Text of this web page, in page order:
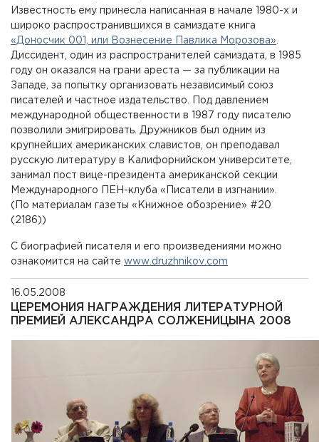
Известность ему принесла написанная в начале 1980-х и
широко распространившихся в самиздате книга
«Доносчик 001, или Вознесение Павлика Морозова»
Диссидент, один из распространителей самиздата, в 1985
году он оказался на грани ареста — за публикации на
Западе, за попытку организовать независимый союз
писателей и частное издательство. Под давлением
международной общественности в 1987 году писателю
позволили эмигрировать. Дружников был одним из
крупнейших американских славистов, он преподавал
русскую литературу в Калифорнийском университете,
занимал пост вице-президента американской секции
Международного ПЕН-клуба «Писатели в изгнании».
(По материалам газеты «Книжное обозрение» #20
(2186))
С биографией писателя и его произведениями можно
ознакомится на сайте www.druzhnikov.com
16.05.2008
ЦЕРЕМОНИЯ НАГРАЖДЕНИЯ ЛИТЕРАТУРНОЙ
ПРЕМИЕЙ АЛЕКСАНДРА СОЛЖЕНИЦЫНА 2008